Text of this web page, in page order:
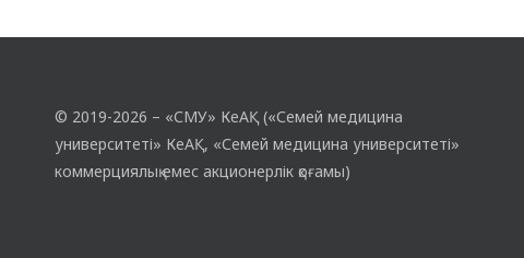
© 2019-2026 – «СМУ» КеАҚ («Семей медицина
университеті» КеАҚ, «Семей медицина университеті»
коммерциялық емес акционерлік қоғамы)